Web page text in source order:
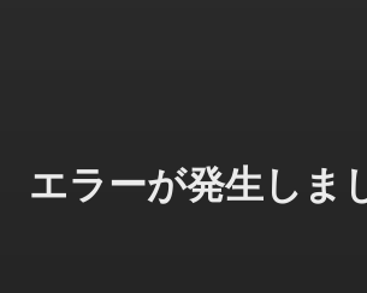
エラーが発生しま